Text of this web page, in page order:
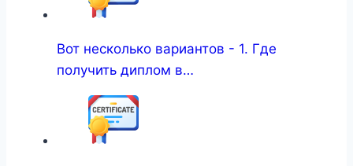
Вот несколько вариантов - 1. Где
получить диплом в…